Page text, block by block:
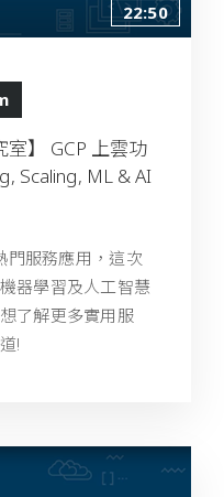
22:50
室】 GCP 上雲功
Scaling, ML & AI
門服務應用，這次
器學習及人工智慧
了解更多實用服
!